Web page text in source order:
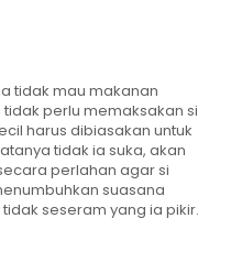
tidak mau makanan
perlu memaksakan si
harus dibiasakan untuk
tidak ia suka, akan
perlahan agar si
suasana
seseram yang ia pikir.